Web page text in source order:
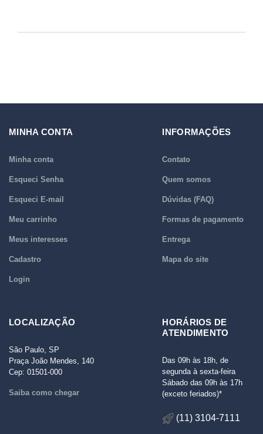
MINHA CONTA
Minha conta
Esqueci Senha
Esqueci E-mail
Meu carrinho
Meus interesses
Cadastro
Login
INFORMAÇÕES
Contato
Quem somos
Dúvidas (FAQ)
Formas de pagamento
Entrega
Mapa do site
LOCALIZAÇÃO
São Paulo, SP
Praça João Mendes, 140
Cep: 01501-000
Saiba como chegar
HORÁRIOS DE
ATENDIMENTO
Das 09h às 18h, de
segunda à sexta-feira
Sábado das 09h às 17h
(exceto feriados)*
(11) 3104-7111